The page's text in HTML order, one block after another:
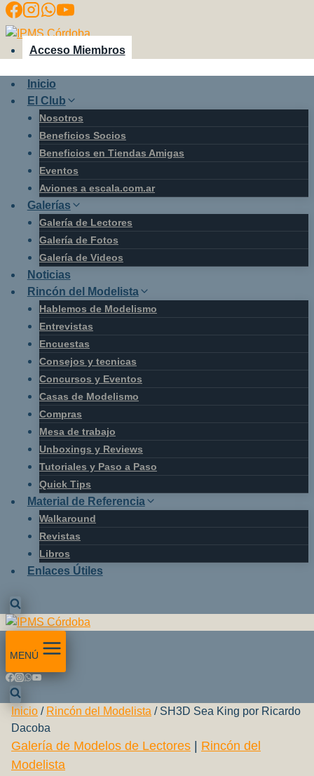
Saltar
al
contenido
Acceso Miembros
Inicio
El Club
Nosotros
Beneficios Socios
Beneficios en Tiendas Amigas
Eventos
Aviones a escala.com.ar
Galerías
Galería de Lectores
Galería de Fotos
Galería de Videos
Noticias
Rincón del Modelista
Hablemos de Modelismo
Entrevistas
Encuestas
Consejos y tecnicas
Concursos y Eventos
Casas de Modelismo
Compras
Mesa de trabajo
Unboxings y Reviews
Tutoriales y Paso a Paso
Quick Tips
Material de Referencia
Walkaround
Revistas
Libros
Enlaces Útiles
MENÚ
Inicio / Rincón del Modelista / SH3D Sea King por Ricardo
Dacoba
Galería de Modelos de Lectores
Rincón del
Modelista